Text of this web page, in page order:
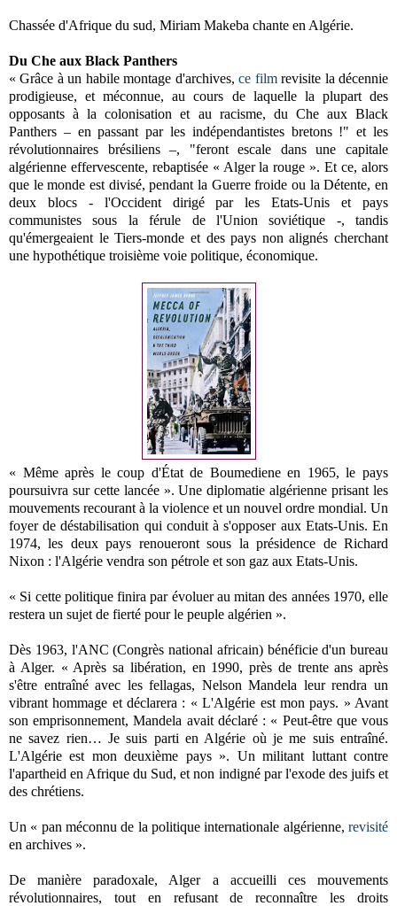
Chassée d'Afrique du sud, Miriam Makeba chante en Algérie.
Du Che aux Black Panthers
« Grâce à un habile montage d'archives,ce filmrevisite la décennie
prodigieuse, et méconnue, au cours de laquelle la plupart des
opposants à la colonisation et au racisme, du Che aux Black
Panthers – en passant par les indépendantistes bretons !" et les
révolutionnaires brésiliens –, "feront escale dans une capitale
algérienne effervescente, rebaptisée « Alger la rouge ». Et ce, alors
que le monde est divisé, pendant la Guerre froide ou la Détente, en
deux blocs - l'Occident dirigé par les Etats-Unis et pays
communistes sous la férule de l'Union soviétique -, tandis
qu'émergeaient le Tiers-monde et des pays non alignés cherchant
une hypothétique troisième voie politique, économique.
« Même après le coup d'État de Boumediene en 1965, le pays
poursuivra sur cette lancée ». Une diplomatie algérienne prisant les
mouvements recourant à la violence et un nouvel ordre mondial. Un
foyer de déstabilisation qui conduit à s'opposer aux Etats-Unis. En
1974, les deux pays renoueront sous la présidence de Richard
Nixon : l'Algérie vendra son pétrole et son gaz aux Etats-Unis.
« Si cette politique finira par évoluer au mitan des années 1970, elle
restera un sujet de fierté pour le peuple algérien ».
Dès 1963, l'ANC (Congrès national africain) bénéficie d'un bureau
à Alger. « Après sa libération, en 1990, près de trente ans après
s'être entraîné avec les fellagas, Nelson Mandela leur rendra un
vibrant hommage et déclarera : « L'Algérie est mon pays. » Avant
son emprisonnement, Mandela avait déclaré : « Peut-être que vous
ne savez rien… Je suis parti en Algérie où je me suis entraîné.
L'Algérie est mon deuxième pays ». Un militant luttant contre
l'apartheid en Afrique du Sud, et non indigné par l'exode des juifs et
des chrétiens.
Un « pan méconnu de la politique internationale algérienne, revisité
en archives ».
De manière paradoxale, Alger a accueilli ces mouvements
révolutionnaires, tout en refusant de reconnaître les droits